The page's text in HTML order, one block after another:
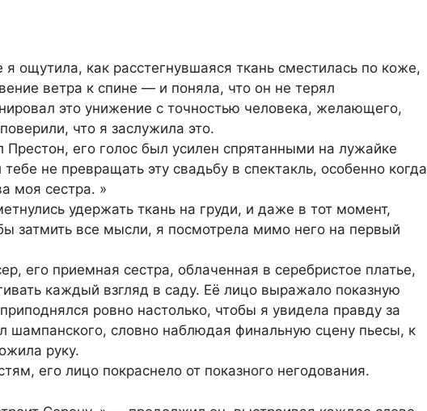
ощутила, как расстегнувшаяся ткань сместилась по коже,
ветра к спине — и поняла, что он не терял
это унижение с точностью человека, желающего,
что я заслужила это.
Престон, его голос был усилен спрятанными на лужайке
не превращать эту свадьбу в спектакль, особенно когда
моя сестра. »
удержать ткань на груди, и даже в тот момент,
затмить все мысли, я посмотрела мимо него на первый
его приемная сестра, облаченная в серебристое платье,
каждый взгляд в саду. Её лицо выражало показную
ровно настолько, чтобы я увидела правду за
шампанского, словно наблюдая финальную сцену пьесы, к
руку.
его лицо покраснело от показного негодования.